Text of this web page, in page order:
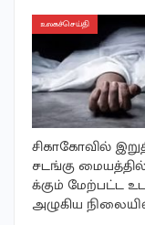
உலகச்செய்தி
சிகாகோவில்
சடங்கு மையத்தில்
க்கும் மேற்பட்ட
அழுகிய